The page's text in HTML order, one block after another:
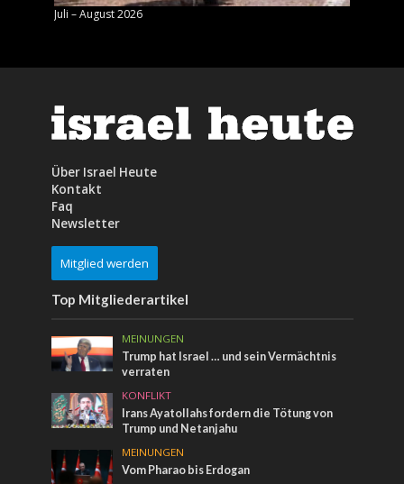
Juli – August 2026
Über Israel Heute
Kontakt
Faq
Newsletter
Mitglied werden
Top Mitgliederartikel
MEINUNGEN
Trump hat Israel … und sein Vermächtnis
verraten
KONFLIKT
Irans Ayatollahs fordern die Tötung von
Trump und Netanjahu
MEINUNGEN
Vom Pharao bis Erdogan